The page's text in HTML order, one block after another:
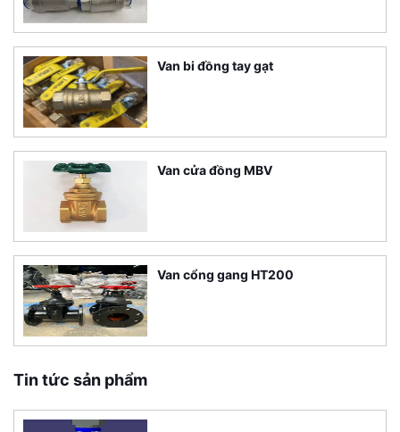
Van bi đồng tay gạt
Van cửa đồng MBV
Van cổng gang HT200
Tin tức sản phẩm